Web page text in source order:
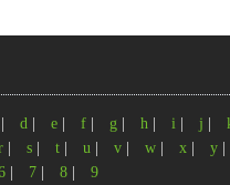
d e f g h i j
s t u v w x y
7 8 9